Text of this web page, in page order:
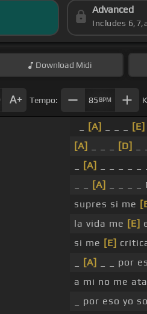
Advanced
Includes
Download Midi
Tempo: 85 BPM
[A] [E]
[A]
[D]
[A]
[A] _ _ _ _
supres si me
la vida me [E]
si me [E]
[A] _ _ por
a mi no me
_ por eso yo